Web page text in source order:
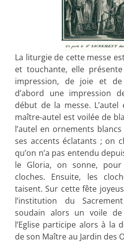
La liturgie de cette messe
et touchante, elle
impression, de joie et de
d’abord une impression
début de la messe.
maître-autel est voilée de
l’autel en ornements
ses accents éclatants ; on
qu’on n’a pas entendu
le Gloria, on sonne,
cloches. Ensuite, les
taisent. Sur cette fête
l’institution du
soudain alors un voile
l’Eglise participe alors à la
de son Maître au Jardin des